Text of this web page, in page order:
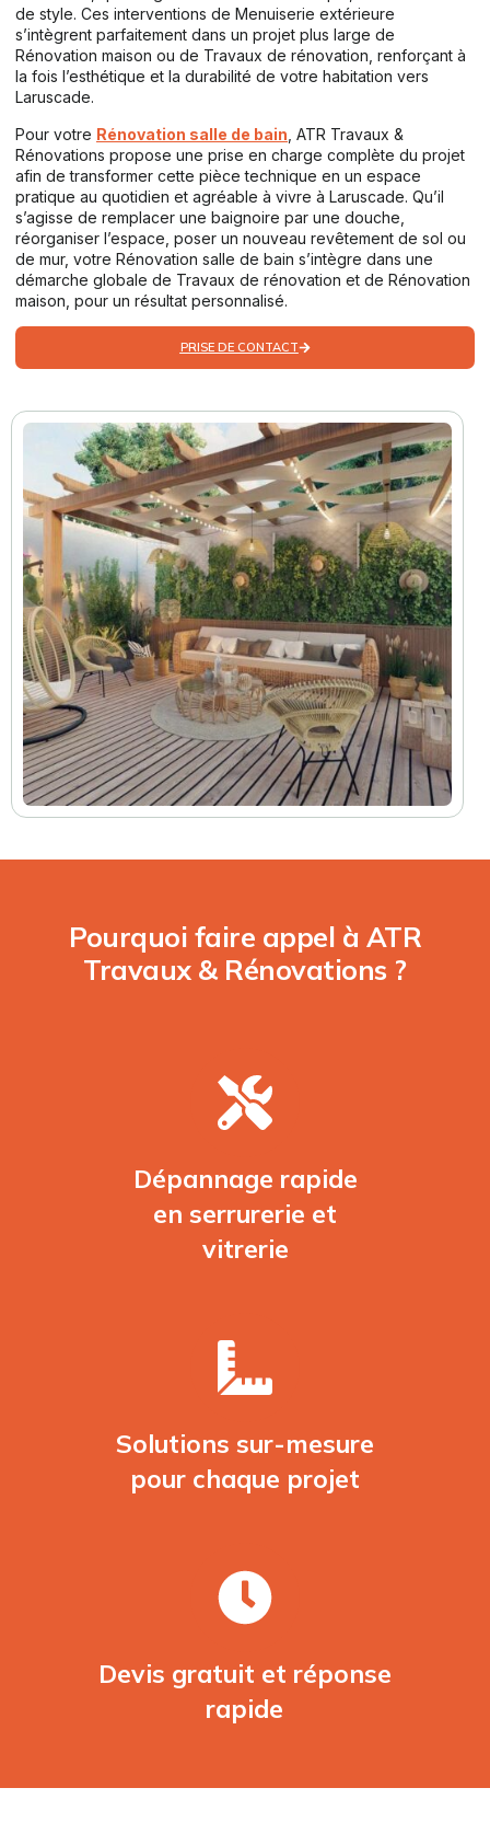
de style. Ces interventions de Menuiserie extérieure
s’intègrent parfaitement dans un projet plus large de
Rénovation maison ou de Travaux de rénovation, renforçant à
la fois l’esthétique et la durabilité de votre habitation vers
Laruscade.
Pour votre Rénovation salle de bain , ATR Travaux &
Rénovations propose une prise en charge complète du projet
afin de transformer cette pièce technique en un espace
pratique au quotidien et agréable à vivre à Laruscade. Qu’il
s’agisse de remplacer une baignoire par une douche,
réorganiser l’espace, poser un nouveau revêtement de sol ou
de mur, votre Rénovation salle de bain s’intègre dans une
démarche globale de Travaux de rénovation et de Rénovation
maison, pour un résultat personnalisé.
PRISE DE CONTACT
Pourquoi faire appel à ATR
Travaux & Rénovations ?
Dépannage rapide
en serrurerie et
vitrerie
Solutions sur-mesure
pour chaque projet
Devis gratuit et réponse
rapide